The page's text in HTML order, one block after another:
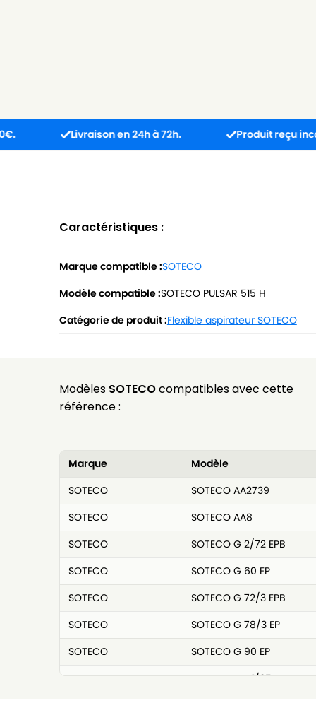
Livraison en 24h à 72h. Produit reçu
Caractéristiques :
Marque compatible :SOTECO
Modèle compatible :SOTECO PULSAR 515 H
Catégorie de produit :Flexible aspirateur SOTECO
Modèles SOTECOcompatibles avec cette
référence :
Marque
Modèle
SOTECO
SOTECO AA2739
SOTECO
SOTECO AA8
SOTECO
SOTECO G 2/72 EPB
SOTECO
SOTECO G 60 EP
SOTECO
SOTECO G 72/3 EPB
SOTECO
SOTECO G 78/3 EP
SOTECO
SOTECO G 90 EP
SOTECO
SOTECO GC 1/35